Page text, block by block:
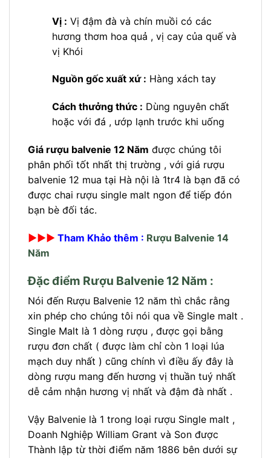
Vị : Vị đậm đà và chín muồi có các
hương thơm hoa quả , vị cay của quế và
vị Khói
Nguồn gốc xuất xứ : Hàng xách tay
Cách thưởng thức : Dùng nguyên chất
hoặc với đá , ướp lạnh trước khi uống
Giá rượu balvenie 12 Năm được chúng tôi
phân phối tốt nhất thị trường , với giá rượu
balvenie 12 mua tại Hà nội là 1tr4 là bạn đã có
được chai rượu single malt ngon để tiếp đón
bạn bè đối tác.
►►► Tham Khảo thêm : Rượu Balvenie 14
Năm
Đặc điểm Rượu Balvenie 12 Năm :
Nói đến Rượu Balvenie 12 năm thì chắc rằng
xin phép cho chúng tôi nói qua về Single malt .
Single Malt là 1 dòng rượu , được gọi bằng
rượu đơn chất ( được làm chỉ còn 1 loại lúa
mạch duy nhất ) cũng chính vì điều ấy đây là
dòng rượu mang đến hương vị thuần tuý nhất
dễ cảm nhận hương vị nhất và đậm đà nhất .
Vậy Balvenie là 1 trong loại rượu Single malt ,
Doanh Nghiệp William Grant và Son được
Thành lập từ thời điểm năm 1886 bên dưới sự